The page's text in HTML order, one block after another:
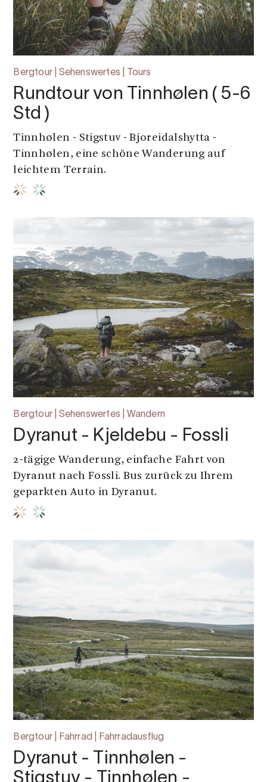
Bergtour | Sehenswertes | Tours
Rundtour von Tinnhølen ( 5-6
Std )
Tinnhølen - Stigstuv - Bjoreidalshytta -
Tinnhølen, eine schöne Wanderung auf
leichtem Terrain.
Bergtour | Sehenswertes | Wandern
Dyranut - Kjeldebu - Fossli
2-tägige Wanderung, einfache Fahrt von
Dyranut nach Fossli. Bus zurück zu Ihrem
geparkten Auto in Dyranut.
Bergtour | Fahrrad | Fahrradausflug
Dyranut - Tinnhølen -